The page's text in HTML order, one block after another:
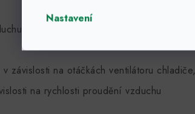
Nastavení
závislosti na otáčkách ventilátoru chladiče,
na rychlosti proudění vzduchu